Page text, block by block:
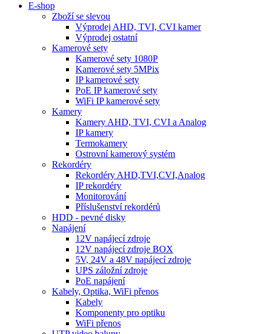
E-shop
Zboží se slevou
Výprodej AHD, TVI, CVI kamer
Výprodej ostatní
Kamerové sety
Kamerové sety 1080P
Kamerové sety 5MPix
IP kamerové sety
PoE IP kamerové sety
WiFi IP kamerové sety
Kamery
Kamery AHD, TVI, CVI a Analog
IP kamery
Termokamery
Ostrovní kamerový systém
Rekordéry
Rekordéry AHD,TVI,CVI,Analog
IP rekordéry
Monitorování
Příslušenství rekordérů
HDD - pevné disky
Napájení
12V napájecí zdroje
12V napájecí zdroje BOX
5V, 24V a 48V napájecí zdroje
UPS záložní zdroje
PoE napájení
Kabely, Optika, WiFi přenos
Kabely
Komponenty pro optiku
WiFi přenos